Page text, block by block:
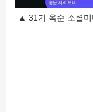
▲ 31기 옥순 소셜미